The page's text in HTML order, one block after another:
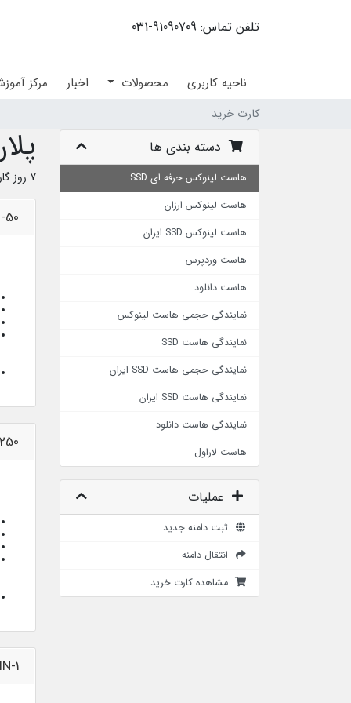
تلفن تماس: 91090709-031
ناحیه کاربری محصولات اخبار مرکز
کارت خرید
دسته بندی ها
هاست لینوکس حرفه ای SSD
هاست لینوکس ارزان
هاست لینوکس SSD ایران
هاست وردپرس
هاست دانلود
نمایندگی حجمی هاست لینوکس
نمایندگی هاست SSD
نمایندگی حجمی هاست SSD ایران
نمایندگی هاست SSD ایران
نمایندگی هاست دانلود
هاست لاراول
عملیات
ثبت دامنه جدید
انتقال دامنه
مشاهده کارت خرید
7 روز گارانتی بازگشت وجه
50
1